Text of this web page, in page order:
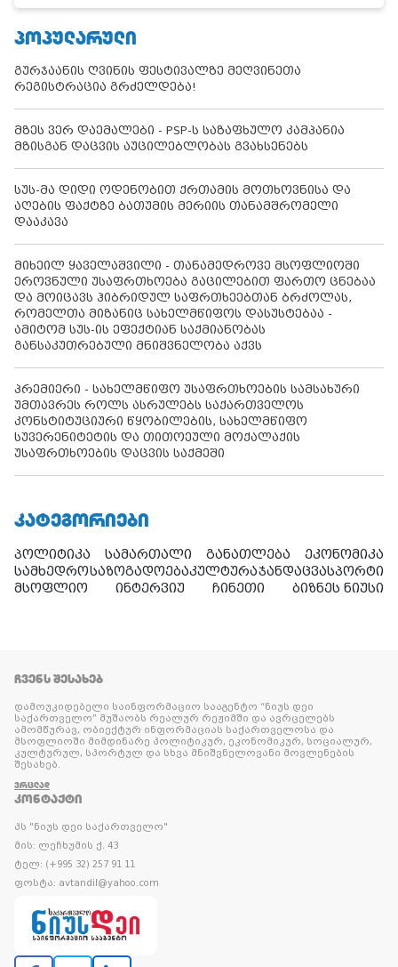
ᲞᲝᲞᲣᲚᲐᲠᲣᲚᲘ
გურჯაანის ღვინის ფესტივალზე მეღვინეთა
რეგისტრაცია გრძელდება!
მზეს ვერ დაემალები - PSP-ს საზაფხულო კამპანია
მზისგან დაცვის აუცილებლობას გვახსენებს
სუს-მა დიდი ოდენობით ქრთამის მოთხოვნისა და
აღების ფაქტზე ბათუმის მერიის თანამშრომელი
დააკავა
მიხეილ ყაველაშვილი - თანამედროვე მსოფლიოში
ეროვნული უსაფრთხოება გაცილებით ფართო ცნებაა
და მოიცავს ჰიბრიდულ საფრთხეებთან ბრძოლას,
რომელთა მიზანიც სახელმწიფოს დასუსტებაა -
ამიტომ სუს-ის ეფექტიან საქმიანობას
განსაკუთრებული მნიშვნელობა აქვს
პრემიერი - სახელმწიფო უსაფრთხოების სამსახური
უმთავრეს როლს ასრულებს საქართველოს
კონსტიტუციური წყობილების, სახელმწიფო
სუვერენიტეტის და თითოეული მოქალაქის
უსაფრთხოების დაცვის საქმეში
ᲙᲐᲢᲔᲒᲝᲠᲘᲔᲑᲘ
პოლიტიკა სამართალი განათლება
ეკონომიკა
სამხედროსაზოგადოებაკულტურაჯანდაცვასპორტი
მსოფლიო
ინტერვიუ ჩინეთი ბიზნეს ნიუსი
ᲩᲕᲔᲜᲡ ᲨᲔᲡᲐᲮᲔᲑ
დამოუკიდებელი საინფორმაციო სააგენტო “ნიუს დეი
საქართველო” მუშაობს რეალურ რეჟიმში და ავრცელებს
ამომწურავ, ობიექტურ ინფორმაციას საქართველოსა და
მსოფლიოში მიმდინარე პოლიტიკურ, ეკონომიკურ, სოციალურ,
კულტურულ, სპორტულ და სხვა მნიშვნელოვანი მოვლენების
შესახებ.
ᲕᲠᲪᲚᲐᲓ
ᲙᲝᲜᲢᲐᲥᲢᲘ
პს "ნიუს დეი საქართველო"
მის: ლეჩხუმის ქ. 43
ტელ: (+995 32) 257 91 11
ფოსტა: avtandil@yahoo.com